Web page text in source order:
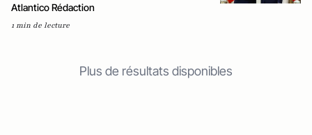
Atlantico Rédaction
1 min de lecture
Plus de résultats disponibles